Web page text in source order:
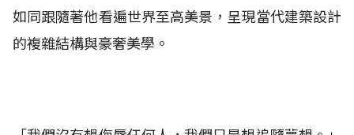
如同跟隨著他看遍世界至高美景，呈現當代建築設計
的複雜結構與豪奢美學。